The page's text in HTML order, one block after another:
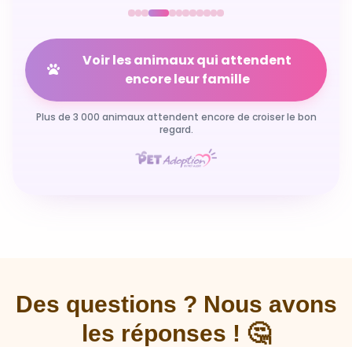
Voir les animaux qui attendent
encore leur famille
Plus de 3 000 animaux attendent encore de croiser le bon
regard.
Des questions ? Nous avons
les réponses ! 🤔